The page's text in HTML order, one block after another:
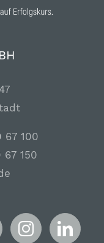
67 100
67 150